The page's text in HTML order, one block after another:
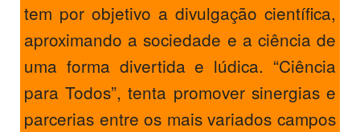
tem por objetivo a divulgação científica,
aproximando a sociedade e a ciência de
uma forma divertida e lúdica. “Ciência
para Todos”, tenta promover sinergias e
parcerias entre os mais variados campos